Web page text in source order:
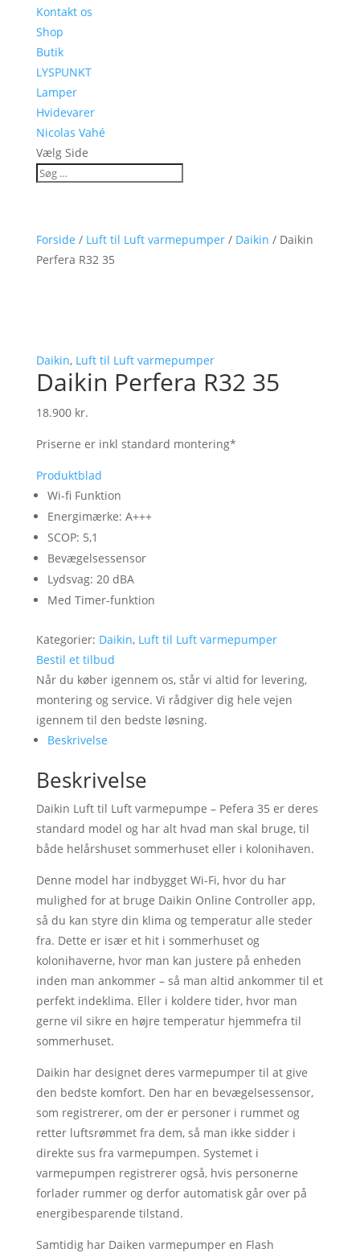
Kontakt os
Shop
Butik
LYSPUNKT
Lamper
Hvidevarer
Nicolas Vahé
Vælg Side
Forside / Luft til Luft varmepumper/ Daikin / Daikin
Perfera R32 35
Daikin, Luft til Luft varmepumper
Daikin Perfera R32 35
18.900 kr.
Priserne er inkl standard montering*
Produktblad
Wi-fi Funktion
Energimærke: A+++
SCOP: 5,1
Bevægelsessensor
Lydsvag: 20 dBA
Med Timer-funktion
Kategorier: Daikin, Luft til Luft varmepumper
Bestil et tilbud
Når du køber igennem os, står vi altid for levering,
montering og service. Vi rådgiver dig hele vejen
igennem til den bedste løsning.
Beskrivelse
Beskrivelse
Daikin Luft til Luft varmepumpe – Pefera 35 er deres
standard model og har alt hvad man skal bruge, til
både helårshuset sommerhuset eller i kolonihaven.
Denne model har indbygget Wi-Fi, hvor du har
mulighed for at bruge Daikin Online Controller app,
så du kan styre din klima og temperatur alle steder
fra. Dette er især et hit i sommerhuset og
kolonihaverne, hvor man kan justere på enheden
inden man ankommer – så man altid ankommer til et
perfekt indeklima. Eller i koldere tider, hvor man
gerne vil sikre en højre temperatur hjemmefra til
sommerhuset.
Daikin har designet deres varmepumper til at give
den bedste komfort. Den har en bevægelsessensor,
som registrerer, om der er personer i rummet og
retter luftsrømmet fra dem, så man ikke sidder i
direkte sus fra varmepumpen. Systemet i
varmepumpen registrerer også, hvis personerne
forlader rummer og derfor automatisk går over på
energibesparende tilstand.
Samtidig har Daiken varmepumper en Flash